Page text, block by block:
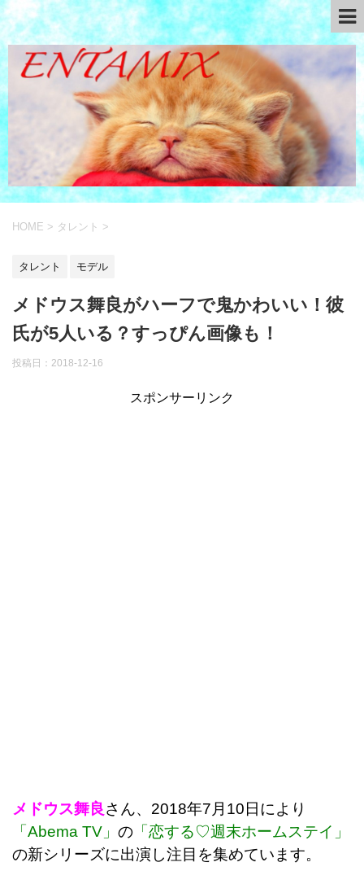
HOME > タレント >
タレント モデル
メドウス舞良がハーフで鬼かわいい！彼
氏が5人いる？すっぴん画像も！
投稿日： 2018-12-16
スポンサーリンク
メドウス舞良さん、2018年7月10日により
「Abema TV」 の 「恋する♡週末ホームステイ」
の新シリーズに出演し注目を集めています。